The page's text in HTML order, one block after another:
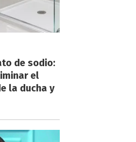
de sodio:
el
la ducha y